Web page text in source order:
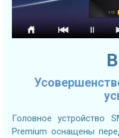
Головное устройство
Premium оснащены